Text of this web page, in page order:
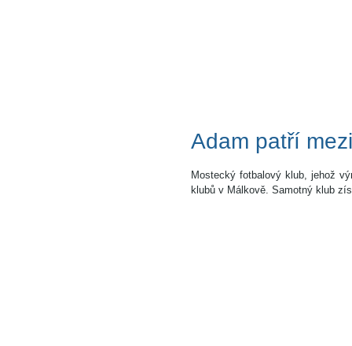
Adam patří
Mostecký fotbalový klub, jehož
klubů v Málkově. Samotný klub